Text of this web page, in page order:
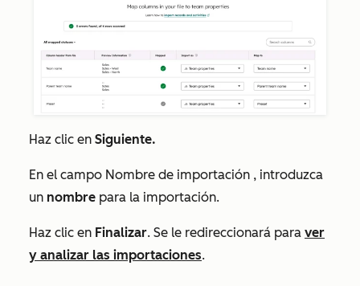
Haz clic en Siguiente.
En el campo Nombre de importación , introduzca
un nombre para la importación.
Haz clic en Finalizar. Se le redireccionará para ver
y analizar las importaciones.